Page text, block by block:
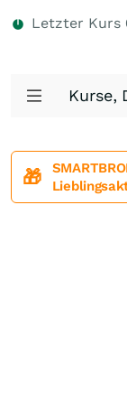
Letzter Kurs
Kurse,
🎁